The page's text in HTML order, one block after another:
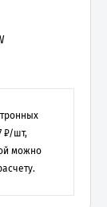
₽/шт,
можно